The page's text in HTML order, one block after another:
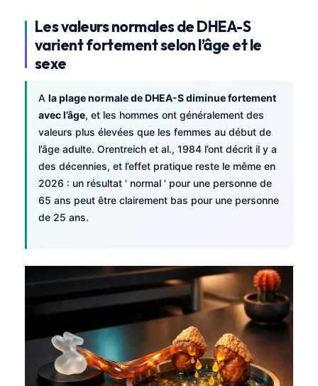
Les valeurs normales de DHEA-S
varient fortement selon l’âge et le
sexe
A la plage normale de DHEA-S diminue fortement
avec l’âge, et les hommes ont généralement des
valeurs plus élevées que les femmes au début de
l’âge adulte. Orentreich et al., 1984 l’ont décrit il y a
des décennies, et l’effet pratique reste le même en
2026 : un résultat ' normal ' pour une personne de
65 ans peut être clairement bas pour une personne
de 25 ans.